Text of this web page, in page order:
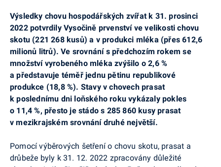
Výsledky chovu hospodářských zvířat k 31. prosinci
2022 potvrdily Vysočině prvenství ve velikosti chovu
skotu (221 268 kusů) a v produkci mléka (přes 612,6
milionů litrů). Ve srovnání s předchozím rokem se
množství vyrobeného mléka zvýšilo o 2,6 %
a představuje téměř jednu pětinu republikové
produkce (18,8 %). Stavy v chovech prasat
k poslednímu dni loňského roku vykázaly pokles
o 11,4 %, přesto je stádo s 285 860 kusy prasat
v mezikrajském srovnání druhé největší.
Pomocí výběrových šetření o chovu skotu, prasat a
drůbeže byly k 31. 12. 2022 zpracovány důležité